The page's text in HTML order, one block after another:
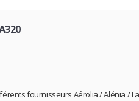
fournisseurs Aérolia / Alénia /